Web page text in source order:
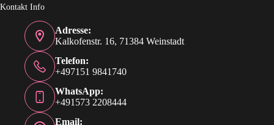
Kontakt Info
Adresse:
Kalkofenstr. 16, 71384 Weinstadt
Telefon:
+497151 9841740
WhatsApp:
+491573 2208444
Email: